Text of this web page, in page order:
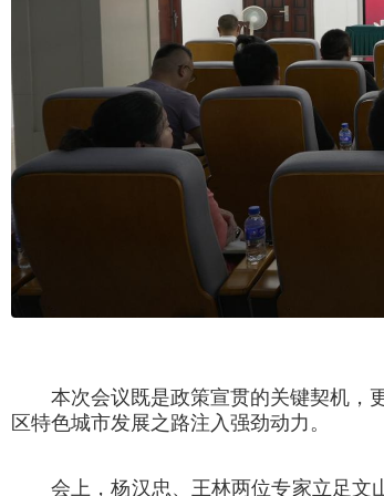
本次会议既是政策宣贯的关键契机，
区特色城市发展之路注入强劲动力。
会上，杨汉忠、王林两位专家立足文